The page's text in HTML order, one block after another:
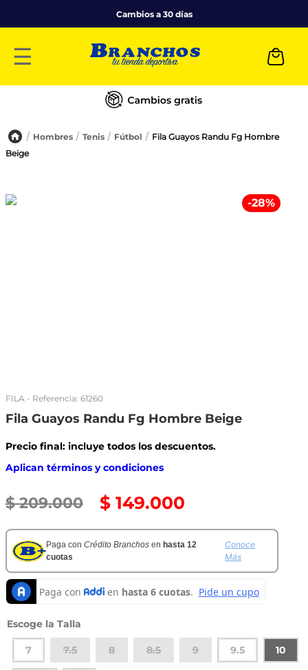
Cambios a 30 días
☰
Hombres Tenis Fútbol
Fila Guayos Randu Fg Hombre
Beige
-28%
FILA - Referencia: 61260
Fila Guayos Randu Fg Hombre Beige
Precio final: incluye todos los descuentos.
Aplican términos y condiciones
$ 209.000 $ 149.000
Paga con Crédito Branchos en hasta 12
cuotas
Conoce
Más
Talla
7 7.5 8 8.5 9 9.5 10